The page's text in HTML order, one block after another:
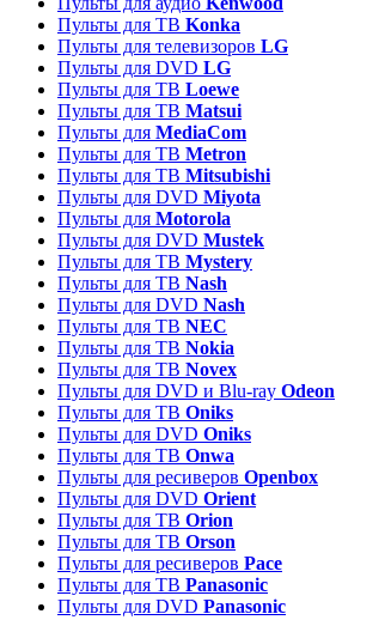
Пульты для ТВ Konka
Пульты для телевизоров LG
Пульты для DVD LG
Пульты для ТВ Loewe
Пульты для ТВ Matsui
Пульты для MediaCom
Пульты для ТВ Metron
Пульты для TB Mitsubishi
Пульты для DVD Miyota
Пульты для Motorola
Пульты для DVD Mustek
Пульты для ТВ Mystery
Пульты для ТВ Nash
Пульты для DVD Nash
Пульты для ТВ NEC
Пульты для ТВ Nokia
Пульты для ТВ Novex
Пульты для DVD и Blu-ray Odeon
Пульты для ТВ Oniks
Пульты для DVD Oniks
Пульты для ТВ Onwa
Пульты для ресиверов Openbox
Пульты для DVD Orient
Пульты для ТВ Orion
Пульты для ТВ Orson
Пульты для ресиверов Pace
Пульты для ТВ Panasonic
Пульты для DVD Panasonic